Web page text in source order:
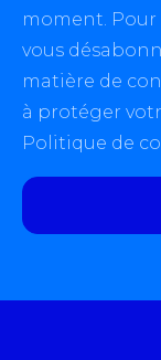
moment. Pour
vous
matière de
à protéger
Politique de